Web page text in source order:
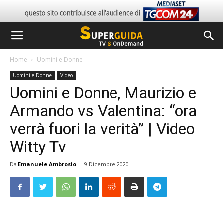
Home Uomini e Donne
Uomini e Donne Video
Uomini e Donne, Maurizio e
Armando vs Valentina: “ora
verrà fuori la verità” | Video
Witty Tv
Da Emanuele Ambrosio - 9 Dicembre 2020